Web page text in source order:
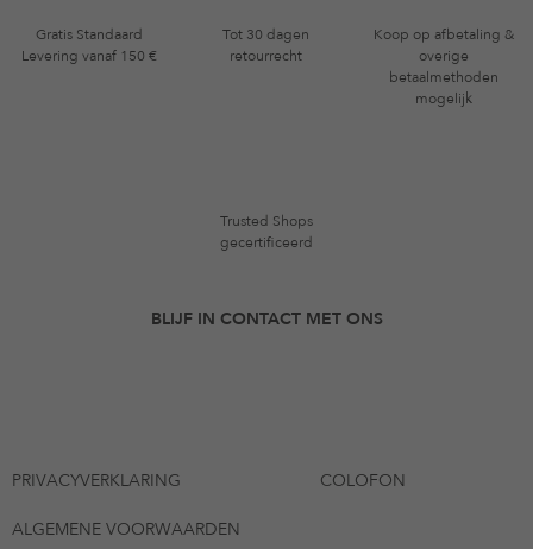
Gratis Standaard
Levering vanaf 150 €
Tot 30 dagen
retourrecht
Koop op afbetaling &
overige
betaalmethoden
mogelijk
Trusted Shops
gecertificeerd
BLIJF IN CONTACT MET ONS
PRIVACYVERKLARING COLOFON
ALGEMENE VOORWAARDEN